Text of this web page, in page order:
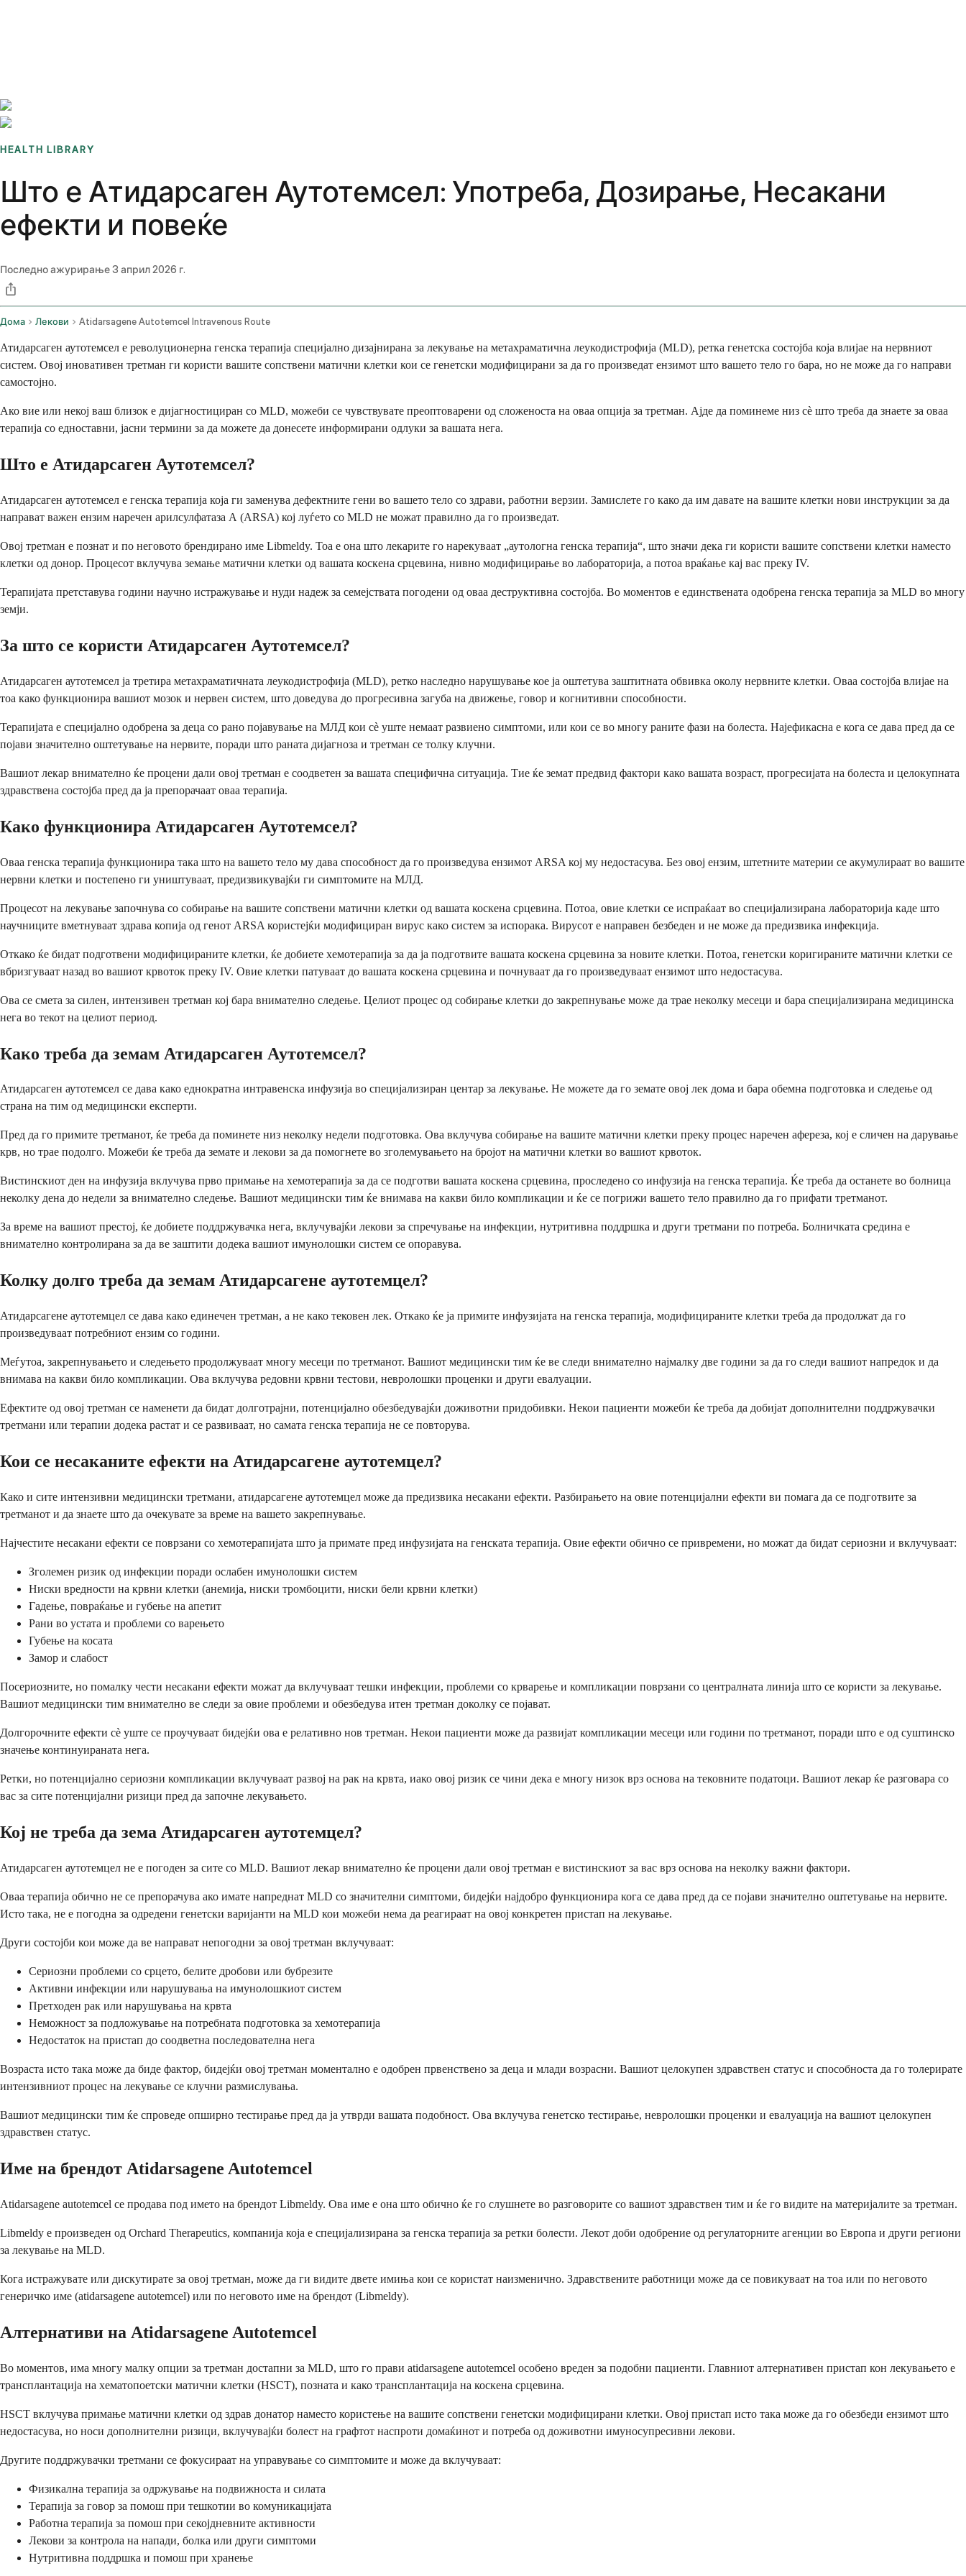
HEALTH LIBRARY
Што е Атидарсаген Аутотемсел: Употреба, Дозирање, Несакани
ефекти и повеќе
Последно ажурирање3 април 2026 г.
Дома Лекови Atidarsagene Autotemcel Intravenous Route
Атидарсаген аутотемсел е револуционерна генска терапија специјално дизајнирана за лекување на метахраматична леукодистрофија (MLD), ретка генетска состојба која влијае на нервниот
систем. Овој иновативен третман ги користи вашите сопствени матични клетки кои се генетски модифицирани за да го произведат ензимот што вашето тело го бара, но не може да го направи
самостојно.
Ако вие или некој ваш близок е дијагностициран со MLD, можеби се чувствувате преоптоварени од сложеноста на оваа опција за третман. Ајде да поминеме низ сè што треба да знаете за оваа
терапија со едноставни, јасни термини за да можете да донесете информирани одлуки за вашата нега.
Што е Атидарсаген Аутотемсел?
Атидарсаген аутотемсел е генска терапија која ги заменува дефектните гени во вашето тело со здрави, работни верзии. Замислете го како да им давате на вашите клетки нови инструкции за да
направат важен ензим наречен арилсулфатаза А (ARSA) кој луѓето со MLD не можат правилно да го произведат.
Овој третман е познат и по неговото брендирано име Libmeldy. Тоа е она што лекарите го нарекуваат „аутологна генска терапија“, што значи дека ги користи вашите сопствени клетки наместо
клетки од донор. Процесот вклучува земање матични клетки од вашата коскена срцевина, нивно модифицирање во лабораторија, а потоа враќање кај вас преку IV.
Терапијата претставува години научно истражување и нуди надеж за семејствата погодени од оваа деструктивна состојба. Во моментов е единствената одобрена генска терапија за MLD во многу
земји.
За што се користи Атидарсаген Аутотемсел?
Атидарсаген аутотемсел ја третира метахраматичната леукодистрофија (MLD), ретко наследно нарушување кое ја оштетува заштитната обвивка околу нервните клетки. Оваа состојба влијае на
тоа како функционира вашиот мозок и нервен систем, што доведува до прогресивна загуба на движење, говор и когнитивни способности.
Терапијата е специјално одобрена за деца со рано појавување на МЛД кои сè уште немаат развиено симптоми, или кои се во многу раните фази на болеста. Најефикасна е кога се дава пред да се
појави значително оштетување на нервите, поради што раната дијагноза и третман се толку клучни.
Вашиот лекар внимателно ќе процени дали овој третман е соодветен за вашата специфична ситуација. Тие ќе земат предвид фактори како вашата возраст, прогресијата на болеста и целокупната
здравствена состојба пред да ја препорачаат оваа терапија.
Како функционира Атидарсаген Аутотемсел?
Оваа генска терапија функционира така што на вашето тело му дава способност да го произведува ензимот ARSA кој му недостасува. Без овој ензим, штетните материи се акумулираат во вашите
нервни клетки и постепено ги уништуваат, предизвикувајќи ги симптомите на МЛД.
Процесот на лекување започнува со собирање на вашите сопствени матични клетки од вашата коскена срцевина. Потоа, овие клетки се испраќаат во специјализирана лабораторија каде што
научниците вметнуваат здрава копија од генот ARSA користејќи модифициран вирус како систем за испорака. Вирусот е направен безбеден и не може да предизвика инфекција.
Откако ќе бидат подготвени модифицираните клетки, ќе добиете хемотерапија за да ја подготвите вашата коскена срцевина за новите клетки. Потоа, генетски коригираните матични клетки се
вбризгуваат назад во вашиот крвоток преку IV. Овие клетки патуваат до вашата коскена срцевина и почнуваат да го произведуваат ензимот што недостасува.
Ова се смета за силен, интензивен третман кој бара внимателно следење. Целиот процес од собирање клетки до закрепнување може да трае неколку месеци и бара специјализирана медицинска
нега во текот на целиот период.
Како треба да земам Атидарсаген Аутотемсел?
Атидарсаген аутотемсел се дава како еднократна интравенска инфузија во специјализиран центар за лекување. Не можете да го земате овој лек дома и бара обемна подготовка и следење од
страна на тим од медицински експерти.
Пред да го примите третманот, ќе треба да поминете низ неколку недели подготовка. Ова вклучува собирање на вашите матични клетки преку процес наречен афереза, кој е сличен на дарување
крв, но трае подолго. Можеби ќе треба да земате и лекови за да помогнете во зголемувањето на бројот на матични клетки во вашиот крвоток.
Вистинскиот ден на инфузија вклучува прво примање на хемотерапија за да се подготви вашата коскена срцевина, проследено со инфузија на генска терапија. Ќе треба да останете во болница
неколку дена до недели за внимателно следење. Вашиот медицински тим ќе внимава на какви било компликации и ќе се погрижи вашето тело правилно да го прифати третманот.
За време на вашиот престој, ќе добиете поддржувачка нега, вклучувајќи лекови за спречување на инфекции, нутритивна поддршка и други третмани по потреба. Болничката средина е
внимателно контролирана за да ве заштити додека вашиот имунолошки систем се опоравува.
Колку долго треба да земам Атидарсагене аутотемцел?
Атидарсагене аутотемцел се дава како единечен третман, а не како тековен лек. Откако ќе ја примите инфузијата на генска терапија, модифицираните клетки треба да продолжат да го
произведуваат потребниот ензим со години.
Меѓутоа, закрепнувањето и следењето продолжуваат многу месеци по третманот. Вашиот медицински тим ќе ве следи внимателно најмалку две години за да го следи вашиот напредок и да
внимава на какви било компликации. Ова вклучува редовни крвни тестови, невролошки проценки и други евалуации.
Ефектите од овој третман се наменети да бидат долготрајни, потенцијално обезбедувајќи доживотни придобивки. Некои пациенти можеби ќе треба да добијат дополнителни поддржувачки
третмани или терапии додека растат и се развиваат, но самата генска терапија не се повторува.
Кои се несаканите ефекти на Атидарсагене аутотемцел?
Како и сите интензивни медицински третмани, атидарсагене аутотемцел може да предизвика несакани ефекти. Разбирањето на овие потенцијални ефекти ви помага да се подготвите за
третманот и да знаете што да очекувате за време на вашето закрепнување.
Најчестите несакани ефекти се поврзани со хемотерапијата што ја примате пред инфузијата на генската терапија. Овие ефекти обично се привремени, но можат да бидат сериозни и вклучуваат:
Зголемен ризик од инфекции поради ослабен имунолошки систем
Ниски вредности на крвни клетки (анемија, ниски тромбоцити, ниски бели крвни клетки)
Гадење, повраќање и губење на апетит
Рани во устата и проблеми со варењето
Губење на косата
Замор и слабост
Посериозните, но помалку чести несакани ефекти можат да вклучуваат тешки инфекции, проблеми со крварење и компликации поврзани со централната линија што се користи за лекување.
Вашиот медицински тим внимателно ве следи за овие проблеми и обезбедува итен третман доколку се појават.
Долгорочните ефекти сè уште се проучуваат бидејќи ова е релативно нов третман. Некои пациенти може да развијат компликации месеци или години по третманот, поради што е од суштинско
значење континуираната нега.
Ретки, но потенцијално сериозни компликации вклучуваат развој на рак на крвта, иако овој ризик се чини дека е многу низок врз основа на тековните податоци. Вашиот лекар ќе разговара со
вас за сите потенцијални ризици пред да започне лекувањето.
Кој не треба да зема Атидарсаген аутотемцел?
Атидарсаген аутотемцел не е погоден за сите со MLD. Вашиот лекар внимателно ќе процени дали овој третман е вистинскиот за вас врз основа на неколку важни фактори.
Оваа терапија обично не се препорачува ако имате напреднат MLD со значителни симптоми, бидејќи најдобро функционира кога се дава пред да се појави значително оштетување на нервите.
Исто така, не е погодна за одредени генетски варијанти на MLD кои можеби нема да реагираат на овој конкретен пристап на лекување.
Други состојби кои може да ве направат непогодни за овој третман вклучуваат:
Сериозни проблеми со срцето, белите дробови или бубрезите
Активни инфекции или нарушувања на имунолошкиот систем
Претходен рак или нарушувања на крвта
Неможност за подложување на потребната подготовка за хемотерапија
Недостаток на пристап до соодветна последователна нега
Возраста исто така може да биде фактор, бидејќи овој третман моментално е одобрен првенствено за деца и млади возрасни. Вашиот целокупен здравствен статус и способноста да го толерирате
интензивниот процес на лекување се клучни размислувања.
Вашиот медицински тим ќе спроведе опширно тестирање пред да ја утврди вашата подобност. Ова вклучува генетско тестирање, невролошки проценки и евалуација на вашиот целокупен
здравствен статус.
Име на брендот Atidarsagene Autotemcel
Atidarsagene autotemcel се продава под името на брендот Libmeldy. Ова име е она што обично ќе го слушнете во разговорите со вашиот здравствен тим и ќе го видите на материјалите за третман.
Libmeldy е произведен од Orchard Therapeutics, компанија која е специјализирана за генска терапија за ретки болести. Лекот доби одобрение од регулаторните агенции во Европа и други региони
за лекување на MLD.
Кога истражувате или дискутирате за овој третман, може да ги видите двете имиња кои се користат наизменично. Здравствените работници може да се повикуваат на тоа или по неговото
генеричко име (atidarsagene autotemcel) или по неговото име на брендот (Libmeldy).
Алтернативи на Atidarsagene Autotemcel
Во моментов, има многу малку опции за третман достапни за MLD, што го прави atidarsagene autotemcel особено вреден за подобни пациенти. Главниот алтернативен пристап кон лекувањето е
трансплантација на хематопоетски матични клетки (HSCT), позната и како трансплантација на коскена срцевина.
HSCT вклучува примање матични клетки од здрав донатор наместо користење на вашите сопствени генетски модифицирани клетки. Овој пристап исто така може да го обезбеди ензимот што
недостасува, но носи дополнителни ризици, вклучувајќи болест на графтот наспроти домаќинот и потреба од доживотни имуносупресивни лекови.
Другите поддржувачки третмани се фокусираат на управување со симптомите и може да вклучуваат:
Физикална терапија за одржување на подвижноста и силата
Терапија за говор за помош при тешкотии во комуникацијата
Работна терапија за помош при секојдневните активности
Лекови за контрола на напади, болка или други симптоми
Нутритивна поддршка и помош при хранење